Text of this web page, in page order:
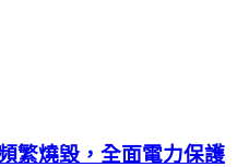
繁燒毀，全面電力保護